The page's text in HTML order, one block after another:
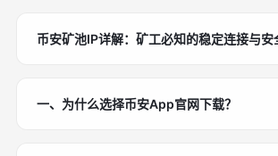
币安矿池IP详解：矿工必知的稳定连接与安
一、为什么选择币安App官网下载？